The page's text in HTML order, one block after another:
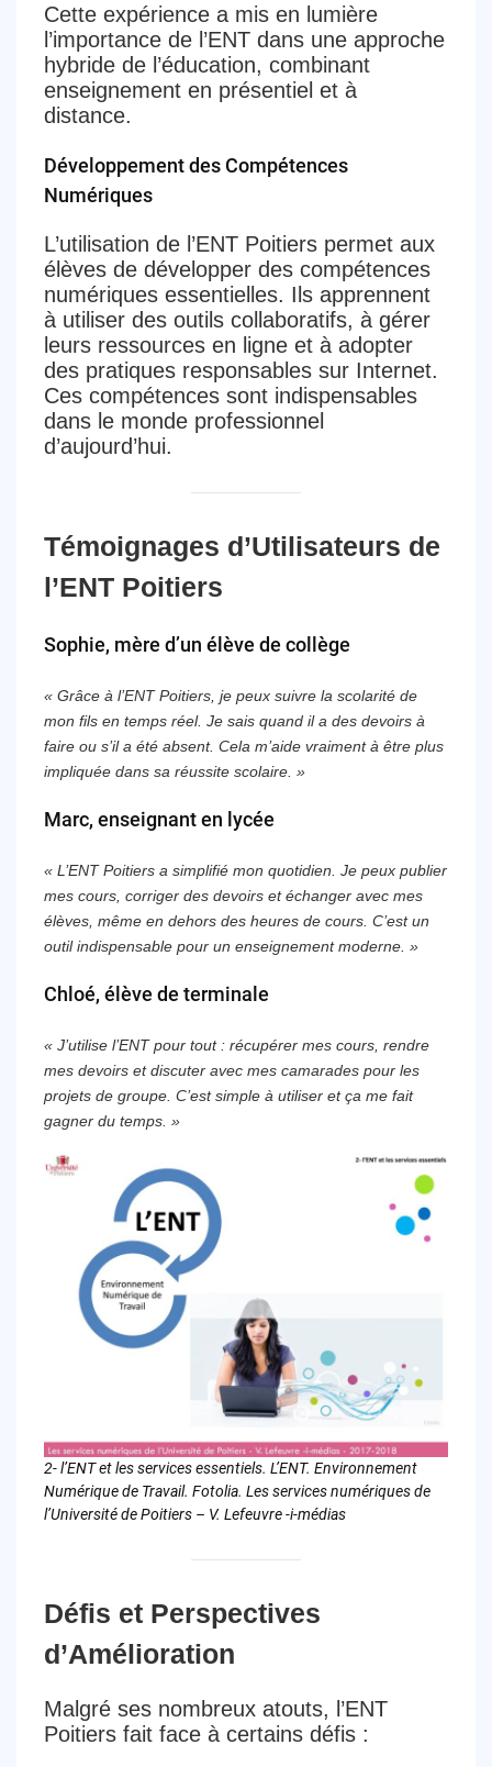
Cette expérience a mis en lumière
l’importance de l’ENT dans une approche
hybride de l’éducation, combinant
enseignement en présentiel et à
distance.
Développement des Compétences
Numériques
L’utilisation de l’ENT Poitiers permet aux
élèves de développer des compétences
numériques essentielles. Ils apprennent
à utiliser des outils collaboratifs, à gérer
leurs ressources en ligne et à adopter
des pratiques responsables sur Internet.
Ces compétences sont indispensables
dans le monde professionnel
d’aujourd’hui.
Témoignages d’Utilisateurs de
l’ENT Poitiers
Sophie, mère d’un élève de collège
« Grâce à l’ENT Poitiers, je peux suivre la scolarité de
mon fils en temps réel. Je sais quand il a des devoirs à
faire ou s’il a été absent. Cela m’aide vraiment à être plus
impliquée dans sa réussite scolaire. »
Marc, enseignant en lycée
« L’ENT Poitiers a simplifié mon quotidien. Je peux publier
mes cours, corriger des devoirs et échanger avec mes
élèves, même en dehors des heures de cours. C’est un
outil indispensable pour un enseignement moderne. »
Chloé, élève de terminale
« J’utilise l’ENT pour tout : récupérer mes cours, rendre
mes devoirs et discuter avec mes camarades pour les
projets de groupe. C’est simple à utiliser et ça me fait
gagner du temps. »
2- l’ENT et les services essentiels. L’ENT. Environnement
Numérique de Travail. Fotolia. Les services numériques de
l’Université de Poitiers – V. Lefeuvre -i-médias
Défis et Perspectives
d’Amélioration
Malgré ses nombreux atouts, l’ENT
Poitiers fait face à certains défis :